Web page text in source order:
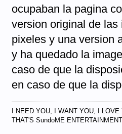
ocupaban la pagina
version original de
pixeles y una version
y ha quedado la
caso de que la
en caso de que la
I NEED YOU, I WANT YOU, I
THAT'S SundoME